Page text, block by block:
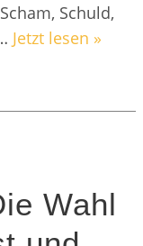
Schuld,
Jetzt lesen »
Wahl